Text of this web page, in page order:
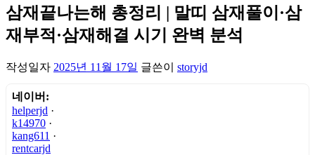
삼재끝나는해 총정리 | 말띠 삼재풀이·삼
재부적·삼재해결 시기 완벽 분석
작성일자 2025년 11월 17일 글쓴이 storyjd
네이버:
helperjd ·
k14970 ·
kang611 ·
rentcarjd